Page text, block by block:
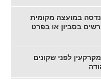
במועצה מקומית
בסביון או בפרט
לפני שקונים